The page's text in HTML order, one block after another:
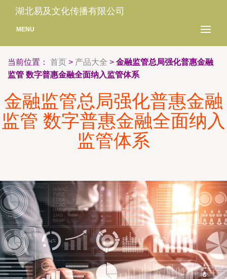
湖北易及文化传播有限公司
MENU
当前位置： 首页 > 产品大全 > 金融监管总局强化普惠金融
监管 数字普惠金融全面纳入监管体系
金融监管总局强化普惠金融
监管 数字普惠金融全面纳入
监管体系